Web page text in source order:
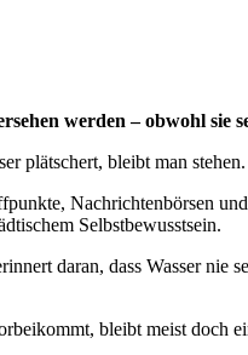
werden – obwohl sie
bleibt man
Nachrichtenbörsen
Selbstbewusstsein.
daran, dass Wasser nie
bleibt meist doch